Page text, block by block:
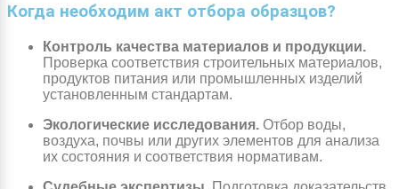
Когда необходим акт отбора образцов?
Контроль качества материалов и продукции.
Проверка соответствия строительных материалов,
продуктов питания или промышленных изделий
установленным стандартам.
Экологические исследования. Отбор воды,
воздуха, почвы или других элементов для анализа
их состояния и соответствия нормативам.